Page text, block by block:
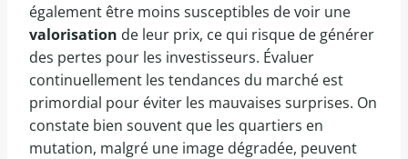
également être moins susceptibles de voir une
valorisation de leur prix, ce qui risque de générer
des pertes pour les investisseurs. Évaluer
continuellement les tendances du marché est
primordial pour éviter les mauvaises surprises. On
constate bien souvent que les quartiers en
mutation, malgré une image dégradée, peuvent